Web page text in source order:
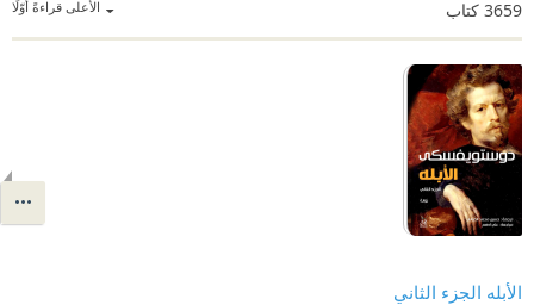
الأعلى قراءةً أوّلًا 3659 كتاب
الأبله الجزء الثاني